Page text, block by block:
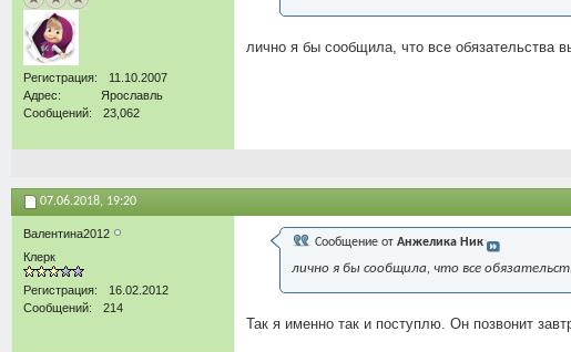
Регистрация
11.10.2007
Адрес
Ярославль
Сообщений
23,062
лично я бы сообщила, что все обязательства
07.06.2018, 19:20
Валентина2012
Клерк
Регистрация
16.02.2012
Сообщений
214
Сообщение от Анжелика Ник
лично я бы сообщила, что все
Так я именно так и поступлю. Он позвонит